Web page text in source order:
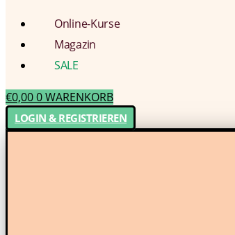
Online-Kurse
Magazin
SALE
€0,000WARENKORB
LOGIN & REGISTRIEREN